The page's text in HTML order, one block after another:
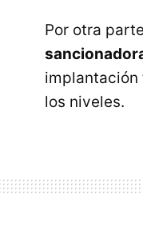
Por otra
implantación
los niveles.